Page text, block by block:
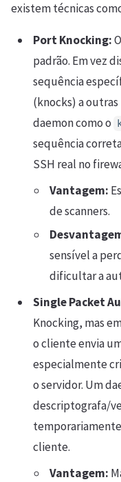
existem técnicas
Port Knocking:
padrão. Em vez
sequência
(knocks) a
daemon como o
sequência
SSH real no
Vantagem:
de scanners.
sensível a
dificultar a
Single Packet
Knocking, mas
o cliente envia
especialmente
o servidor. Um
descriptografa/
cliente.
Vantagem: